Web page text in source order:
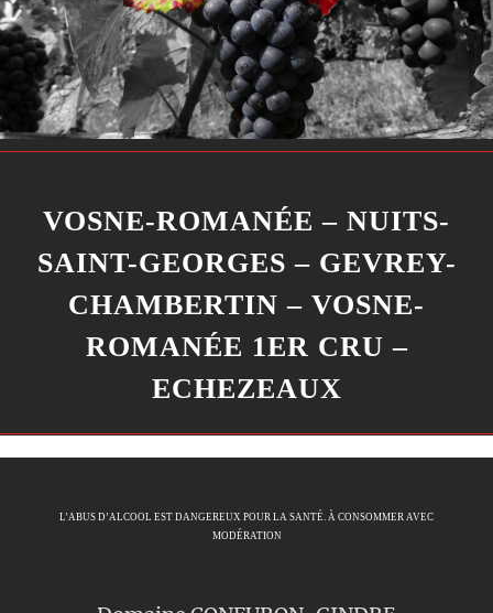
VOSNE-ROMANÉE – NUITS-
SAINT-GEORGES – GEVREY-
CHAMBERTIN – VOSNE-
ROMANÉE 1ER CRU –
ECHEZEAUX
L’ABUS D’ALCOOL EST DANGEREUX POUR LA SANTÉ. À CONSOMMER AVEC
MODÉRATION